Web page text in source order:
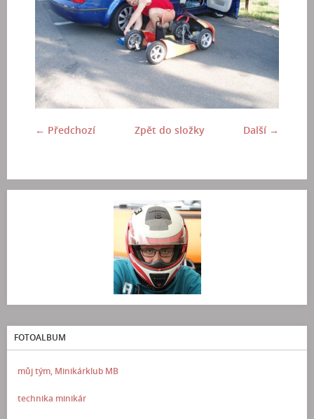
← Předchozí Další →
Zpět do složky
FOTOALBUM
můj tým, Minikárklub MB
technika minikár